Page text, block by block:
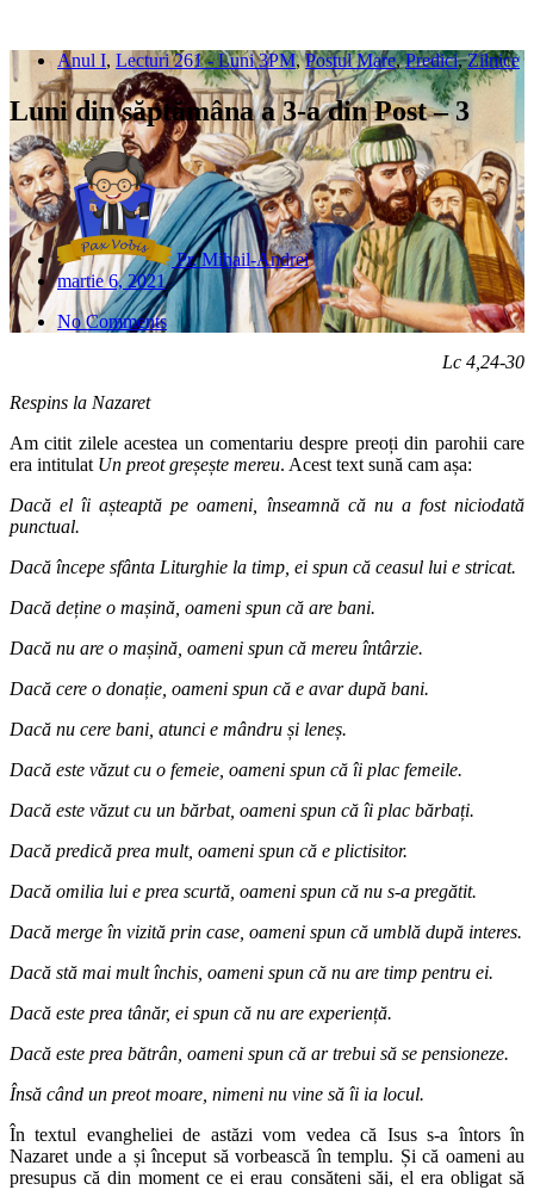
Anul I, Lecturi 261 - Luni 3PM,Postul Mare,Predici,Zilnice
Luni din săptămâna a 3-a din Post – 3
Pr. Mihail-Andrei
martie 6, 2021
No Comments
Lc 4,24-30
Respins la Nazaret
Am citit zilele acestea un comentariu despre preoți din parohii care
era intitulat Un preot greșește mereu. Acest text sună cam așa:
Dacă el îi așteaptă pe oameni, înseamnă că nu a fost niciodată
punctual.
Dacă începe sfânta Liturghie la timp, ei spun că ceasul lui e stricat.
Dacă deține o mașină, oameni spun că are bani.
Dacă nu are o mașină, oameni spun că mereu întârzie.
Dacă cere o donație, oameni spun că e avar după bani.
Dacă nu cere bani, atunci e mândru și leneș.
Dacă este văzut cu o femeie, oameni spun că îi plac femeile.
Dacă este văzut cu un bărbat, oameni spun că îi plac bărbați.
Dacă predică prea mult, oameni spun că e plictisitor.
Dacă omilia lui e prea scurtă, oameni spun că nu s-a pregătit.
Dacă merge în vizită prin case, oameni spun că umblă după interes.
Dacă stă mai mult închis, oameni spun că nu are timp pentru ei.
Dacă este prea tânăr, ei spun că nu are experiență.
Dacă este prea bătrân, oameni spun că ar trebui să se pensioneze.
Însă când un preot moare, nimeni nu vine să îi ia locul.
În textul evangheliei de astăzi vom vedea că Isus s-a întors în
Nazaret unde a și început să vorbească în templu. Și că oameni au
presupus că din moment ce ei erau consăteni săi, el era obligat să